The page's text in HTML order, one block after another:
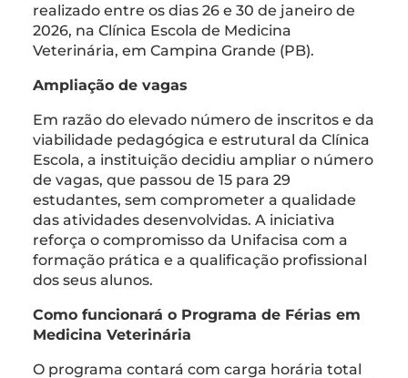
realizado entre os dias 26 e 30 de janeiro de
2026, na Clínica Escola de Medicina
Veterinária, em Campina Grande (PB).
Ampliação de vagas
Em razão do elevado número de inscritos e da
viabilidade pedagógica e estrutural da Clínica
Escola, a instituição decidiu ampliar o número
de vagas, que passou de 15 para 29
estudantes, sem comprometer a qualidade
das atividades desenvolvidas. A iniciativa
reforça o compromisso da Unifacisa com a
formação prática e a qualificação profissional
dos seus alunos.
Como funcionará o Programa de Férias em
Medicina Veterinária
O programa contará com carga horária total